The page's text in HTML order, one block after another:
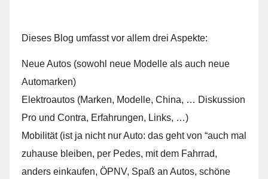
Dieses Blog umfasst vor allem drei Aspekte:
Neue Autos (sowohl neue Modelle als auch neue
Automarken)
Elektroautos (Marken, Modelle, China, … Diskussion
Pro und Contra, Erfahrungen, Links, …)
Mobilität (ist ja nicht nur Auto: das geht von “auch mal
zuhause bleiben, per Pedes, mit dem Fahrrad,
anders einkaufen, ÖPNV, Spaß an Autos, schöne